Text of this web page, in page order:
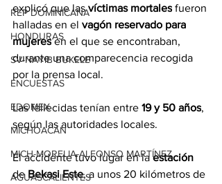
REP DOMINICANA
HONDURAS
SV-NAYIB BUKELE
ENCUESTAS
EDOMEX
MICHOACÁN
MICH-MORELIA-ALFONSO MARTÍNEZ
AGUASCALIENTES
explicó que las víctimas mortales fueron
halladas en el vagón reservado para
mujeres en el que se encontraban,
durante una comparecencia recogida
por la prensa local.
Las fallecidas tenían entre 19 y 50 años,
según las autoridades locales.
El accidente tuvo lugar en la estación
de Bekasi Este, a unos 20 kilómetros de